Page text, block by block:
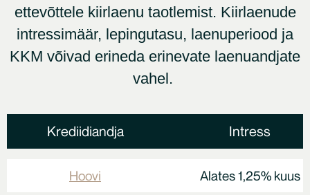
ettevõttele kiirlaenu taotlemist. Kiirlaenude
intressimäär, lepingutasu, laenuperiood ja
KKM võivad erineda erinevate laenuandjate
vahel.
Krediidiandja Intress
Hoovi Alates 1,25% kuus